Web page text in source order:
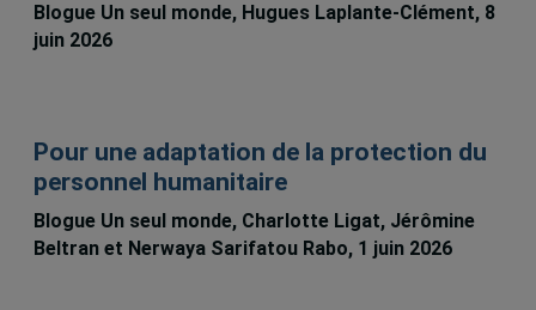
Blogue Un seul monde, Hugues Laplante-Clément, 8
juin 2026
Pour une adaptation de la protection du
personnel humanitaire
Blogue Un seul monde, Charlotte Ligat, Jérômine
Beltran et Nerwaya Sarifatou Rabo, 1 juin 2026